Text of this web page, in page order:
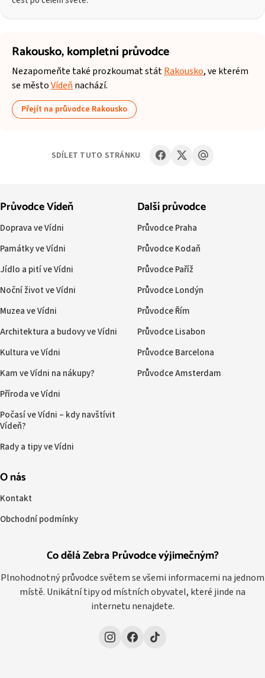
Rakousko,kompletní průvodce
Nezapomeňte také prozkoumat státRakousko, ve kterém
se městoVídeň nachází.
Přejít na průvodce Rakousko
SDÍLET TUTO STRÁNKU
Co dělá Zebra Průvodce výjimečným?
Plnohodnotný průvodce světem se všemi informacemi na jednom
místě. Unikátní tipy od místních obyvatel, které jinde na
internetu nenajdete.
Průvodce Vídeň
Doprava ve Vídni
Památky ve Vídni
Jídlo a pití ve Vídni
Noční život ve Vídni
Muzea ve Vídni
Architektura a budovy ve Vídni
Kultura ve Vídni
Kam ve Vídni na nákupy?
Příroda ve Vídni
Počasí ve Vídni – kdy navštívit
Vídeň?
Rady a tipy ve Vídni
Další průvodce
Průvodce Praha
Průvodce Kodaň
Průvodce Paříž
Průvodce Londýn
Průvodce Řím
Průvodce Lisabon
Průvodce Barcelona
Průvodce Amsterdam
O nás
Kontakt
Obchodní podmínky